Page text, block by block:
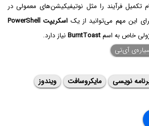
تکمیل فرآیند را مثل نوتیفیکیشن‌های معمولی در
اسکریپت PowerShell‌
خاص به اسمBurntToastنیاز دارد.
‌آی‌تی
نویسی مایکروسافت ویندوز